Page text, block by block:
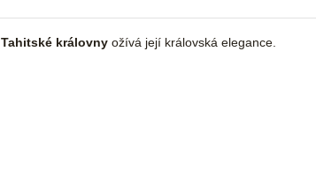
Tahitské královny ožívá její královská elegance.